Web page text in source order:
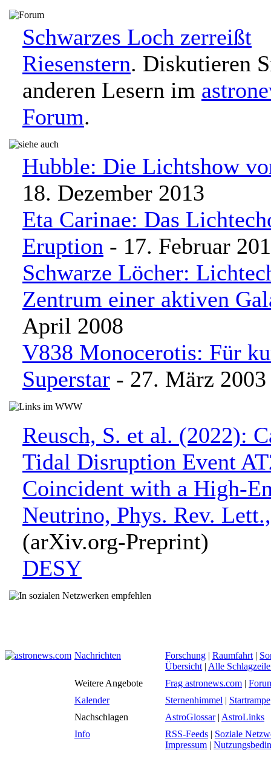
Schwarzes Loch zerreißt
Riesenstern. Diskutieren
anderen Lesern im
Forum.
Hubble: Die Lichtshow
18. Dezember 2013
Eta Carinae: Das
Eruption - 17. Februar
Schwarze Löcher:
Zentrum einer aktiven
April 2008
V838 Monocerotis: Für
Superstar - 27. März 2003
Reusch, S. et al. (2022):
Tidal Disruption Event
Coincident with a High-
Neutrino, Phys. Rev.
(arXiv.org-Preprint)
DESY
Nachrichten Forschung | Raumfahrt |
Übersicht | Alle
Weitere Angebote
Frag astronews.com |
Kalender
Sternenhimmel | Startrampe
Nachschlagen
AstroGlossar| AstroLinks
Info
RSS-Feeds | Soziale
Impressum |